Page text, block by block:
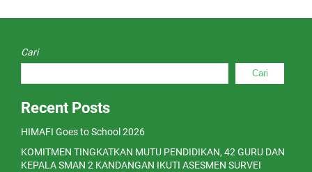
Cari
Cari
Recent Posts
HIMAFI Goes to School 2026
KOMITMEN TINGKATKAN MUTU PENDIDIKAN, 42 GURU DAN
KEPALA SMAN 2 KANDANGAN IKUTI ASESMEN SURVEI